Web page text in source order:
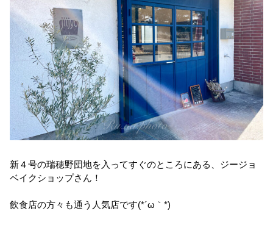
新４号の瑞穂野団地を入ってすぐのところにある、ジージョ
ベイクショップさん！
飲食店の方々も通う人気店です(*´ω｀*)